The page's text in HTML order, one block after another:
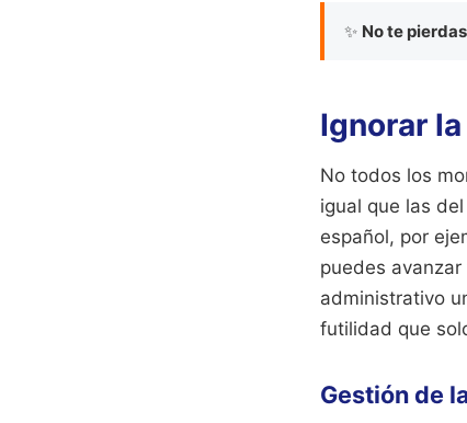
✨ No te
Ignorar
No todos los
igual que las
español, por
puedes
administrativo
futilidad que
Gestión de